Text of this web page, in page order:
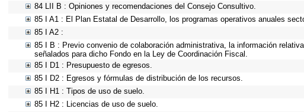
84 LII B : Opiniones y recomendaciones del Consejo Consultivo.
85 I A1 : El Plan Estatal de Desarrollo, los programas operativos anuales
85 I A2 :
85 I B : Previo convenio de colaboración administrativa, la información
señalados para dicho Fondo en la Ley de Coordinación Fiscal.
85 I D1 : Presupuesto de egresos.
85 I D2 : Egresos y fórmulas de distribución de los recursos.
85 I H1 : Tipos de uso de suelo.
85 I H2 : Licencias de uso de suelo.